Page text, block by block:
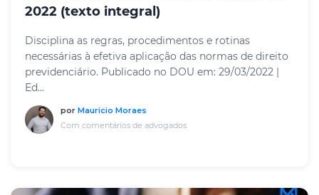
2022 (texto integral)
Disciplina as regras, procedimentos e rotinas
necessárias à efetiva aplicação das normas de direito
previdenciário. Publicado no DOU em: 29/03/2022 |
Ed...
por Mauricio Moraes
Com comentários de advogados